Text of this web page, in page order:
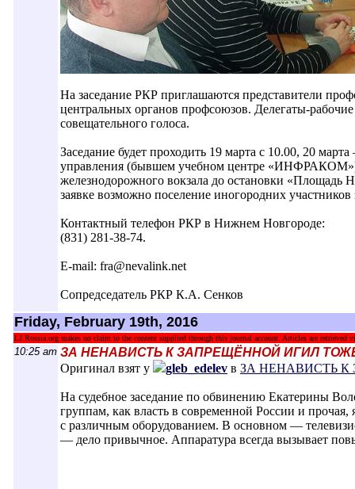
На заседание РКР приглашаются представители
центральных органов профсоюзов. Делегаты-
совещательного голоса.
Заседание будет проходить 19 марта с 10.00, 20
управления (бывшем учебном центре
железнодорожного вокзала до остановки
заявке возможно поселение иногородних
Контактный телефон РКР в Нижнем Новгороде:
(831) 281-38-74.
E-mail: fra@nеvalink.net
Сопредседатель РКР К.А. Сенков
Friday, February 19th, 2016
LJ.Rossia.org makes no claim to the content supplied through this journal account. Articles are retrieved
10:25 am ЗА НЕНАВИСТЬ К ЗАПРЕЩЁННОЙ ИГИЛ
Оригинал взят у
gleb_edelev в ЗА НЕНАВИСТЬ К
На судебное заседание по обвинению Екатерины
группам, как власть в современной России и
с различным оборудованием. В основном —
— дело привычное. Аппаратура всегда вызывает